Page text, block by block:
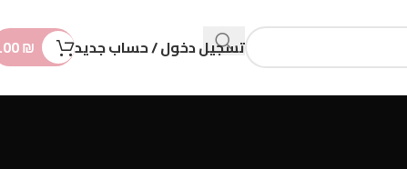
تسجيل دخول / حساب جديد ₪